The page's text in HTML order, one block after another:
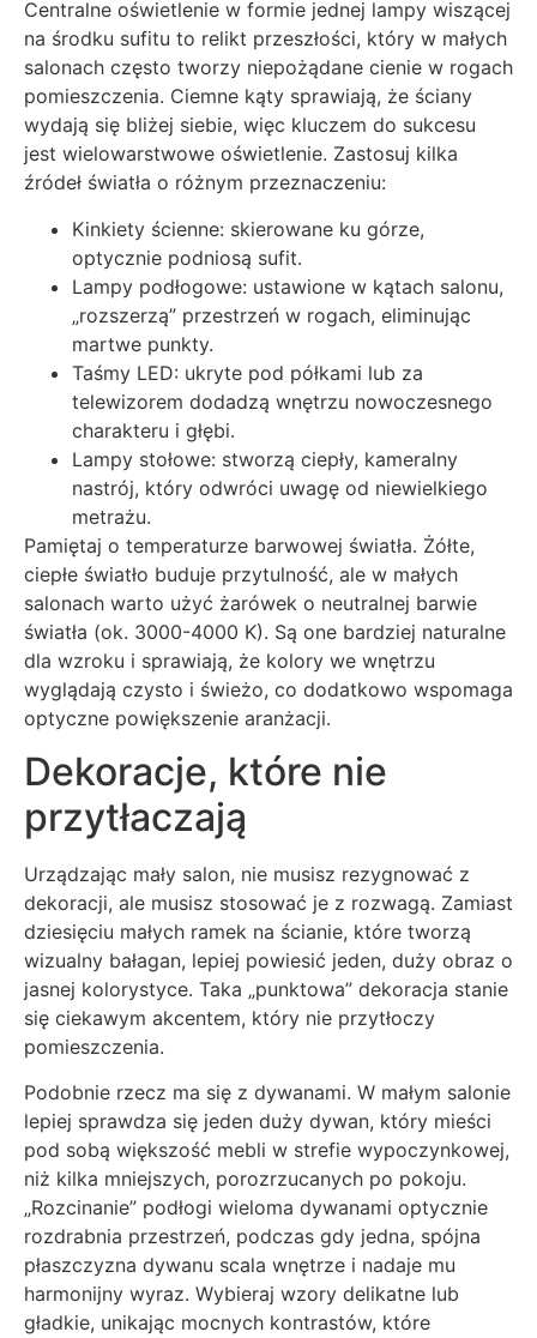
Centralne oświetlenie w formie jednej lampy wiszącej
na środku sufitu to relikt przeszłości, który w małych
salonach często tworzy niepożądane cienie w rogach
pomieszczenia. Ciemne kąty sprawiają, że ściany
wydają się bliżej siebie, więc kluczem do sukcesu
jest wielowarstwowe oświetlenie. Zastosuj kilka
źródeł światła o różnym przeznaczeniu:
Kinkiety ścienne: skierowane ku górze,
optycznie podniosą sufit.
Lampy podłogowe: ustawione w kątach salonu,
„rozszerzą” przestrzeń w rogach, eliminując
martwe punkty.
Taśmy LED: ukryte pod półkami lub za
telewizorem dodadzą wnętrzu nowoczesnego
charakteru i głębi.
Lampy stołowe: stworzą ciepły, kameralny
nastrój, który odwróci uwagę od niewielkiego
metrażu.
Pamiętaj o temperaturze barwowej światła. Żółte,
ciepłe światło buduje przytulność, ale w małych
salonach warto użyć żarówek o neutralnej barwie
światła (ok. 3000-4000 K). Są one bardziej naturalne
dla wzroku i sprawiają, że kolory we wnętrzu
wyglądają czysto i świeżo, co dodatkowo wspomaga
optyczne powiększenie aranżacji.
Dekoracje, które nie
przytłaczają
Urządzając mały salon, nie musisz rezygnować z
dekoracji, ale musisz stosować je z rozwagą. Zamiast
dziesięciu małych ramek na ścianie, które tworzą
wizualny bałagan, lepiej powiesić jeden, duży obraz o
jasnej kolorystyce. Taka „punktowa” dekoracja stanie
się ciekawym akcentem, który nie przytłoczy
pomieszczenia.
Podobnie rzecz ma się z dywanami. W małym salonie
lepiej sprawdza się jeden duży dywan, który mieści
pod sobą większość mebli w strefie wypoczynkowej,
niż kilka mniejszych, porozrzucanych po pokoju.
„Rozcinanie” podłogi wieloma dywanami optycznie
rozdrabnia przestrzeń, podczas gdy jedna, spójna
płaszczyzna dywanu scala wnętrze i nadaje mu
harmonijny wyraz. Wybieraj wzory delikatne lub
gładkie, unikając mocnych kontrastów, które